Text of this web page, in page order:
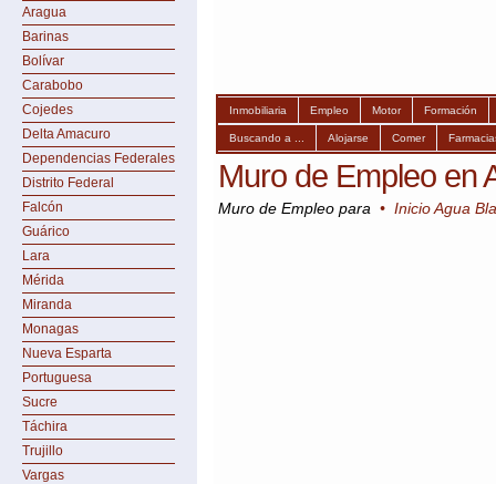
Aragua
Barinas
Bolívar
Carabobo
Cojedes
Delta Amacuro
Dependencias Federales
Distrito Federal
Falcón
Guárico
Lara
Mérida
Miranda
Monagas
Nueva Esparta
Portuguesa
Sucre
Táchira
Trujillo
Vargas
Inmobiliaria Empleo Motor Formación
Buscando a ... Alojarse Comer
Muro de Empleo en
Muro de Empleo para • Inicio Agua